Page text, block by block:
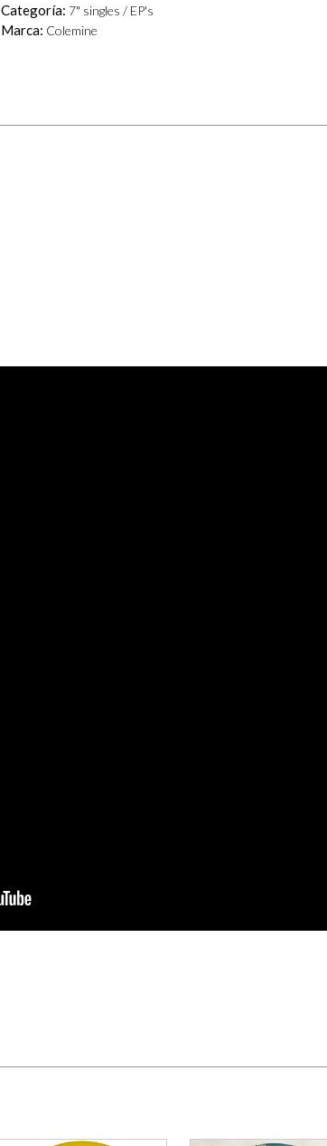
Categoría: 7" singles / EP's
Marca: Colemine